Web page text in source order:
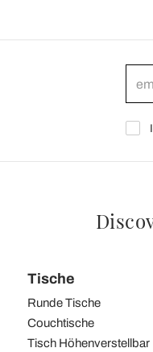
Tische
Runde Tische
Couchtische
Tisch Höhenverstellbar